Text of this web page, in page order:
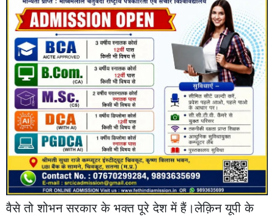
वैसे तो शोभन सरकार के भक्त पूरे देश में हैं।लेक़िन यूपी के